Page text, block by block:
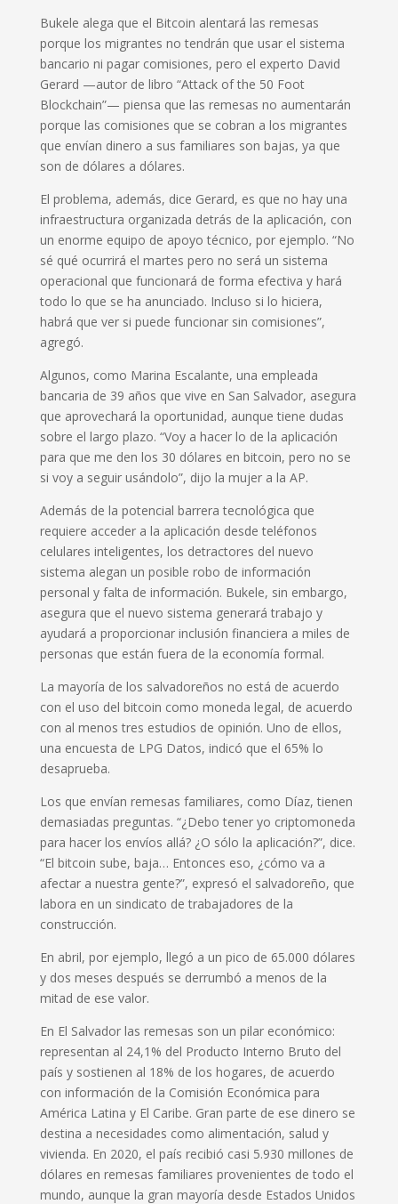
Bukele alega que el Bitcoin alentará las remesas
porque los migrantes no tendrán que usar el sistema
bancario ni pagar comisiones, pero el experto David
Gerard —autor de libro “Attack of the 50 Foot
Blockchain”— piensa que las remesas no aumentarán
porque las comisiones que se cobran a los migrantes
que envían dinero a sus familiares son bajas, ya que
son de dólares a dólares.
El problema, además, dice Gerard, es que no hay una
infraestructura organizada detrás de la aplicación, con
un enorme equipo de apoyo técnico, por ejemplo. “No
sé qué ocurrirá el martes pero no será un sistema
operacional que funcionará de forma efectiva y hará
todo lo que se ha anunciado. Incluso si lo hiciera,
habrá que ver si puede funcionar sin comisiones”,
agregó.
Algunos, como Marina Escalante, una empleada
bancaria de 39 años que vive en San Salvador, asegura
que aprovechará la oportunidad, aunque tiene dudas
sobre el largo plazo. “Voy a hacer lo de la aplicación
para que me den los 30 dólares en bitcoin, pero no se
si voy a seguir usándolo”, dijo la mujer a la AP.
Además de la potencial barrera tecnológica que
requiere acceder a la aplicación desde teléfonos
celulares inteligentes, los detractores del nuevo
sistema alegan un posible robo de información
personal y falta de información. Bukele, sin embargo,
asegura que el nuevo sistema generará trabajo y
ayudará a proporcionar inclusión financiera a miles de
personas que están fuera de la economía formal.
La mayoría de los salvadoreños no está de acuerdo
con el uso del bitcoin como moneda legal, de acuerdo
con al menos tres estudios de opinión. Uno de ellos,
una encuesta de LPG Datos, indicó que el 65% lo
desaprueba.
Los que envían remesas familiares, como Díaz, tienen
demasiadas preguntas. “¿Debo tener yo criptomoneda
para hacer los envíos allá? ¿O sólo la aplicación?”, dice.
“El bitcoin sube, baja… Entonces eso, ¿cómo va a
afectar a nuestra gente?”, expresó el salvadoreño, que
labora en un sindicato de trabajadores de la
construcción.
En abril, por ejemplo, llegó a un pico de 65.000 dólares
y dos meses después se derrumbó a menos de la
mitad de ese valor.
En El Salvador las remesas son un pilar económico:
representan al 24,1% del Producto Interno Bruto del
país y sostienen al 18% de los hogares, de acuerdo
con información de la Comisión Económica para
América Latina y El Caribe. Gran parte de ese dinero se
destina a necesidades como alimentación, salud y
vivienda. En 2020, el país recibió casi 5.930 millones de
dólares en remesas familiares provenientes de todo el
mundo, aunque la gran mayoría desde Estados Unidos